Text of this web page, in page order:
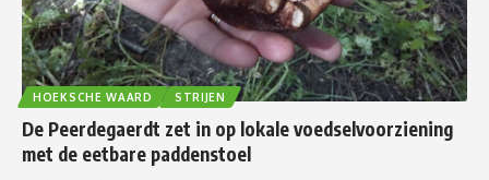
HOEKSCHE WAARD STRIJEN
​​De Peerdegaerdt zet in op lokale voedselvoorziening
met de eetbare paddenstoel